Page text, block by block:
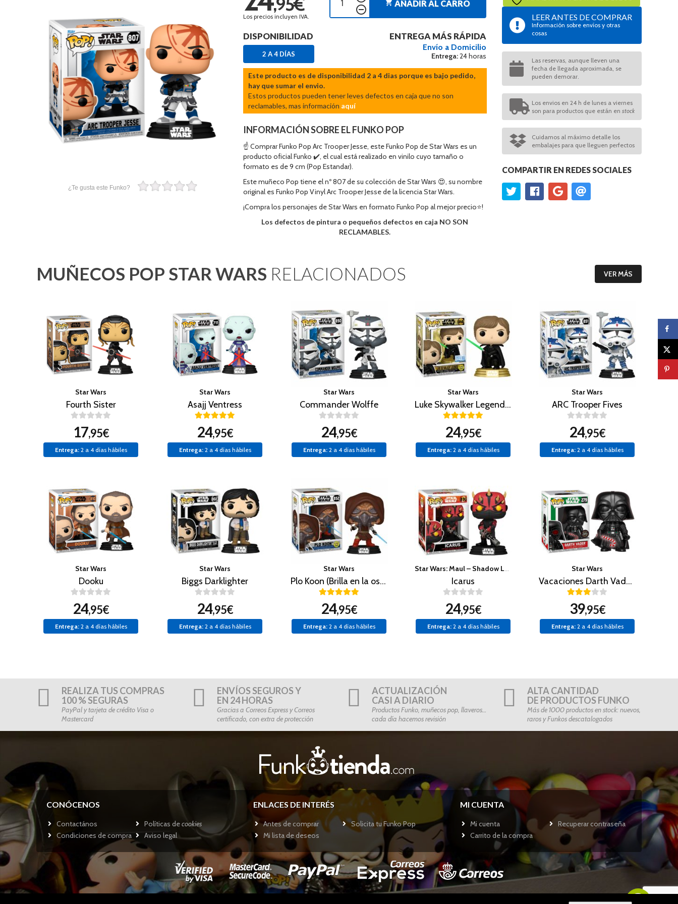
¿Te gusta este Funko?
Los precios incluyen IVA.
remove_circle_outline
shopping_cart AÑADIR AL CARRO
DISPONIBILIDAD
2 A 4 DÍAS
ENTREGA MÁS RÁPIDA
Envío a Domicilio
Entrega:24 horas
Este producto es de disponibilidad 2 a 4 dias porque es bajo pedido,
hay que sumar el envio.
Estos productos pueden tener leves defectos en caja que no son
reclamables, mas información aquí
INFORMACIÓN SOBRE EL FUNKO POP
☝ Comprar Funko Pop Arc Trooper Jesse, este Funko Pop de Star Wars es un
producto oficial Funko ✔️, el cual está realizado en vinilo cuyo tamaño o
formato es de 9 cm (Pop Estandar).
Este muñeco Pop tiene el nº 807 de su colección de Star Wars 😍, su nombre
original es Funko Pop Vinyl Arc Trooper Jesse de la licencia Star Wars.
¡Compra los personajes de Star Wars en formato Funko Pop al mejor precio⭐!
Los defectos de pintura o pequeños defectos en caja NO SON
RECLAMABLES.
LEER ANTES DE COMPRAR
Información sobre envíos y otras
cosas
Las reservas, aunque lleven una
fecha de llegada aproximada, se
pueden demorar.
Los envios en 24 h de lunes a viernes
son para productos que están en stock
Cuidamos al máximo detalle los
embalajes para que lleguen perfectos
COMPARTIR EN REDES SOCIALES
MUÑECOS POP STAR WARS RELACIONADOS VER MÁS
Star Wars
Fourth Sister
17,95€
Entrega:2 a 4 días hábiles
Star Wars
Asajj Ventress
24,95€
Entrega:2 a 4 días hábiles
Star Wars
Commander Wolffe
24,95€
Entrega:2 a 4 días hábiles
Star Wars
Luke Skywalker Legends (Brilla en la oscuridad)
24,95€
Entrega:2 a 4 días hábiles
Star Wars
ARC Trooper Fives
24,95€
Entrega:2 a 4 días hábiles
Star Wars
Dooku
24,95€
Entrega:2 a 4 días hábiles
Star Wars
Biggs Darklighter
24,95€
Entrega:2 a 4 días hábiles
Star Wars
Plo Koon (Brilla en la oscuridad)
24,95€
Entrega:2 a 4 días hábiles
Star Wars: Maul – Shadow Lord
Icarus
24,95€
Entrega:2 a 4 días hábiles
Star Wars
Vacaciones Darth Vader Chase
39,95€
Entrega:2 a 4 días hábiles
REALIZA TUS COMPRAS
100 % SEGURAS
PayPal y tarjeta de crédito Visa o
Mastercard
ENVÍOS SEGUROS Y
EN 24 HORAS
Gracias a Correos Express y Correos
certificado, con extra de protección
ACTUALIZACIÓN
CASI A DIARIO
Productos Funko, muñecos pop, llaveros…
cada día hacemos revisión
ALTA CANTIDAD
DE PRODUCTOS FUNKO
Más de 1000 productos en stock: nuevos,
raros y Funkos descatalogados
CONÓCENOS
Contactános Políticas decookies
Condiciones de compra
Aviso legal
ENLACES DE INTERÉS
Antes de comprar
Solicita tu Funko Pop
Mi lista de deseos
MI CUENTA
Mi cuenta
Recuperar contraseña
Carrito de la compra